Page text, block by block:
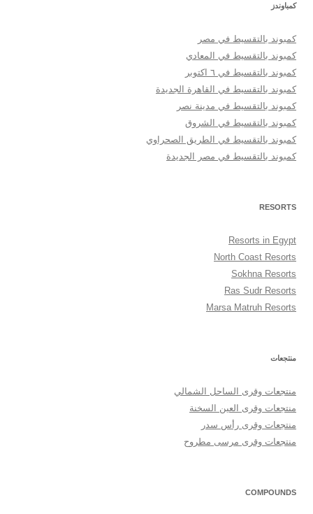
كمباوندز
كمبوند بالتقسيط في مصر
كمبوند بالتقسيط في المعادي
كمبوند بالتقسيط في ٦ اكتوبر
كمبوند بالتقسيط في القاهرة الجديدة
كمبوند بالتقسيط في مدينة نصر
كمبوند بالتقسيط في الشروق
كمبوند بالتقسيط في الطريق الصحراوي
كمبوند بالتقسيط في مصر الجديدة
RESORTS
Resorts in Egypt
North Coast Resorts
Sokhna Resorts
Ras Sudr Resorts
Marsa Matruh Resorts
منتجعات
منتجعات وقرى الساحل الشمالي
منتجعات وقرى العين السخنة
منتجعات وقرى رأس سدر
منتجعات وقرى مرسى مطروح
COMPOUNDS